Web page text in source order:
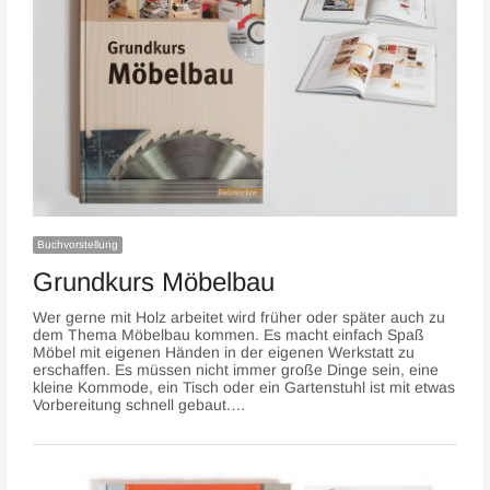
Buchvorstellung
Grundkurs Möbelbau
Wer gerne mit Holz arbeitet wird früher oder später auch zu
dem Thema Möbelbau kommen. Es macht einfach Spaß
Möbel mit eigenen Händen in der eigenen Werkstatt zu
erschaffen. Es müssen nicht immer große Dinge sein, eine
kleine Kommode, ein Tisch oder ein Gartenstuhl ist mit etwas
Vorbereitung schnell gebaut.…